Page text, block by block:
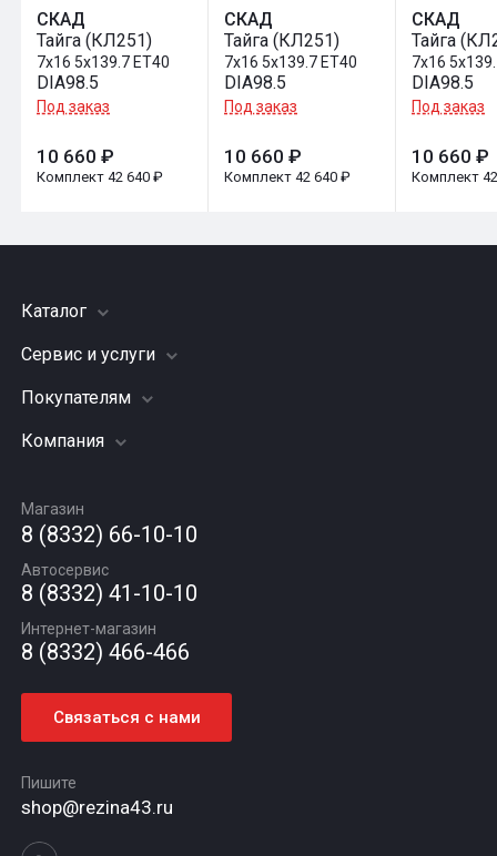
СКАД
Тайга (КЛ251)
7x16 5x139.7 ET40
DIA98.5
Под заказ
10 660 ₽
Комплект 42 640 ₽
СКАД
Тайга (КЛ251)
7x16 5x139.7 ET40
DIA98.5
Под заказ
10 660 ₽
Комплект 42 640 ₽
СКАД
Тайга
7x16
DIA98.5
Под заказ
10 660 ₽
Комплект
Каталог
Шины
Грузовые шины
Диски
Автомасла
Сервис и услуги
Заправка кондиционера
Подвеска (ходовая часть)
Шиномонтаж
Покупателям
Акции
Гарантии и возврат
Компания
Вакансии
Новости
Статьи
Контакты
Магазин
8 (8332) 66-10-10
Автосервис
8 (8332) 41-10-10
Интернет-магазин
8 (8332) 466-466
Связаться с нами
Пишите
shop@rezina43.ru